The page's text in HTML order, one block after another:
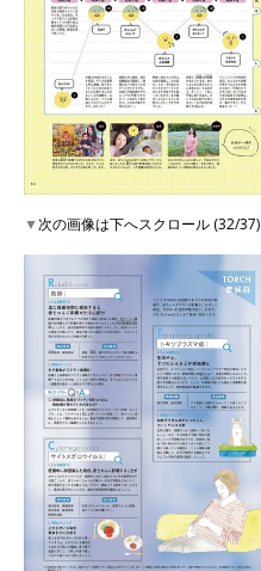
▼次の画像は下へスクロール (32/37)